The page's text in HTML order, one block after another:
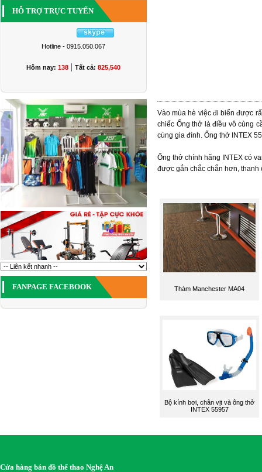
HỖ TRỢ TRỰC TUYẾN
Hotline - 0915.050.067
Hôm nay: 138 | Tất cả: 825,540
FANPAGE FACEBOOK
Vào mùa hè việc đi biển được
chiếc Ống thở là điều vô cùng
cùng gia đình. Ống thở INTEX
Ống thở chính hãng INTEX có
được gắn chắc chắn hơn, thanh
Thảm Manchester MA04
Bộ kính bơi, chân vịt và ông thở
INTEX 55957
Cửa hàng bán đồ thể thao Nghệ An